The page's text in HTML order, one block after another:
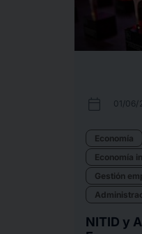
calendar_today 01/06/
Economía
Economía
Gestión
NITID y